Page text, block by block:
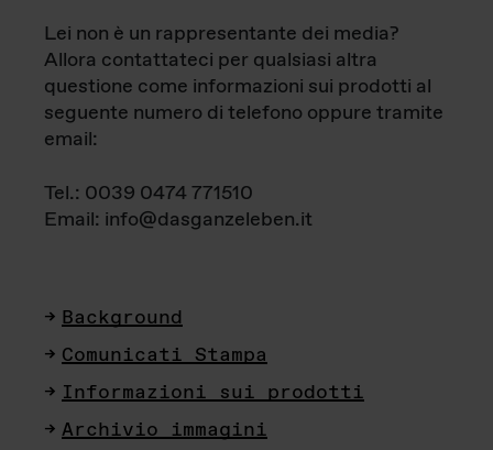
Lei non è un rappresentante dei media?
Allora contattateci per qualsiasi altra
questione come informazioni sui prodotti al
seguente numero di telefono oppure tramite
email:
Tel.: 0039 0474 771510
Email: info@dasganzeleben.it
Background
Comunicati Stampa
Informazioni sui prodotti
Archivio immagini